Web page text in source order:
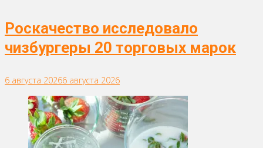
Роскачество исследовало
чизбургеры 20 торговых марок
6 августа 20266 августа 2026